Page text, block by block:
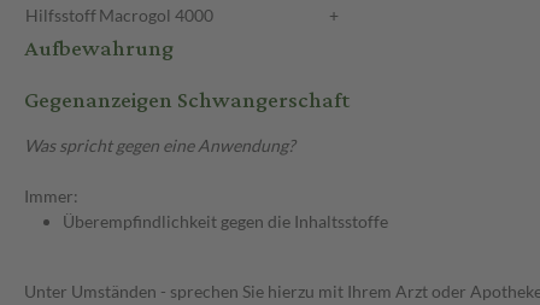
HilfsstoffMacrogol 4000 +
Aufbewahrung
Gegenanzeigen Schwangerschaft
Was spricht gegen eine Anwendung?
Immer:
Überempfindlichkeit gegen die Inhaltsstoffe
Unter Umständen - sprechen Sie hierzu mit Ihrem Arzt oder